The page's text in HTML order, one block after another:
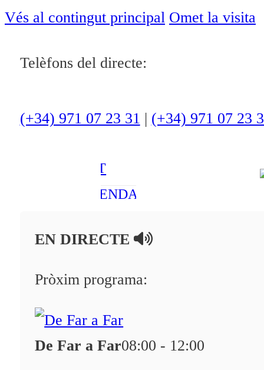
Vés al contingut principal Omet la visita
Telèfons del directe:
(+34) 971 07 23 31 | (+34) 971 07 23
ACTUALITAT
OCI
ENTREVISTES
AMBIENT
AGENDA
A la Carta
Programació
Fes-te'n soci!
EN DIRECTE
Pròxim programa:
De Far a Far08:00 - 12:00